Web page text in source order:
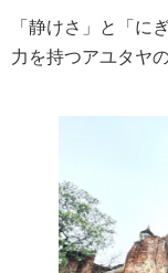
「静けさ」と「に
力を持つアユタヤ